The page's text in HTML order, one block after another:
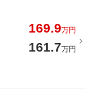
169.9万円
161.7万円